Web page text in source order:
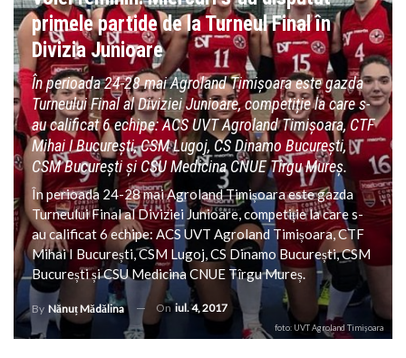
primele partide de la Turneul Final în
Divizia Junioare
În perioada 24-28 mai Agroland Timișoara este gazda
Turneului Final al Diviziei Junioare, competiție la care s-
au calificat 6 echipe: ACS UVT Agroland Timișoara, CTF
Mihai I București, CSM Lugoj, CS Dinamo București,
CSM București și CSU Medicina CNUE Tîrgu Mureș.
În perioada 24-28 mai Agroland Timișoara este gazda
Turneului Final al Diviziei Junioare, competiție la care s-
au calificat 6 echipe: ACS UVT Agroland Timișoara, CTF
Mihai I București, CSM Lugoj, CS Dinamo București, CSM
București și CSU Medicina CNUE Tîrgu Mureș.
By Nănuț Mădălina On iul. 4, 2017
foto: UVT Agroland Timișoara